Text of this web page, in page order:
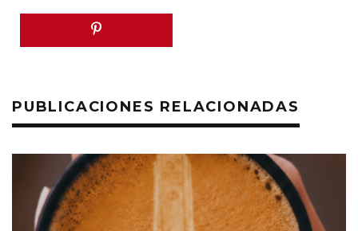
PUBLICACIONES RELACIONADAS